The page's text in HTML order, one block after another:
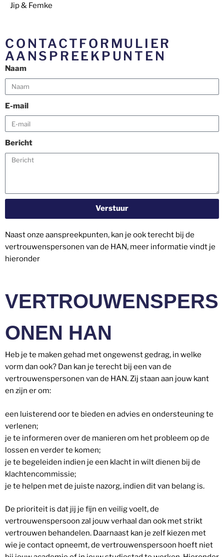
Jip & Femke
CONTACTFORMULIER
AANSPREEKPUNTEN
Naam
E-mail
Bericht
Verstuur
Naast onze aanspreekpunten, kan je ook terecht bij de
vertrouwenspersonen van de HAN, meer informatie vindt je
hieronder
VERTROUWENSPERS
ONEN HAN
Heb je te maken gehad met ongewenst gedrag, in welke
vorm dan ook? Dan kan je terecht bij een van de
vertrouwenspersonen van de HAN. Zij staan aan jouw kant
en zijn er om:
een luisterend oor te bieden en advies en ondersteuning te
verlenen;
je te informeren over de manieren om het probleem op de
lossen en verder te komen;
je te begeleiden indien je een klacht in wilt dienen bij de
klachtencommissie;
je te helpen met de juiste nazorg, indien dit van belang is.
De prioriteit is dat jij je fijn en veilig voelt, de
vertrouwenspersoon zal jouw verhaal dan ook met strikt
vertrouwen behandelen. Daarnaast kan je zelf kiezen met
wie je contact opneemt, de vertrouwenspersoon hoeft niet